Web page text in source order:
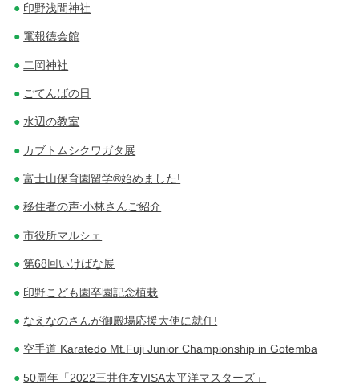
印野浅間神社
竃報徳会館
二岡神社
ごてんばの日
水辺の教室
カブトムシクワガタ展
富士山保育園留学®始めました!
移住者の声:小林さんご紹介
市役所マルシェ
第68回いけばな展
印野こども園卒園記念植栽
なえなのさんが御殿場応援大使に就任!
空手道 Karatedo Mt.Fuji Junior Championship in Gotemba
50周年「2022三井住友VISA太平洋マスターズ」